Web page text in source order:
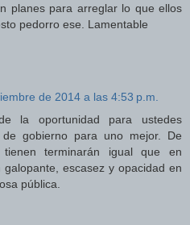
planes para arreglar lo que ellos
pedorro ese. Lamentable
de 2014 a las 4:53 p.m.
la oportunidad para ustedes
gobierno para uno mejor. De
terminarán igual que en
galopante, escasez y opacidad en
pública.